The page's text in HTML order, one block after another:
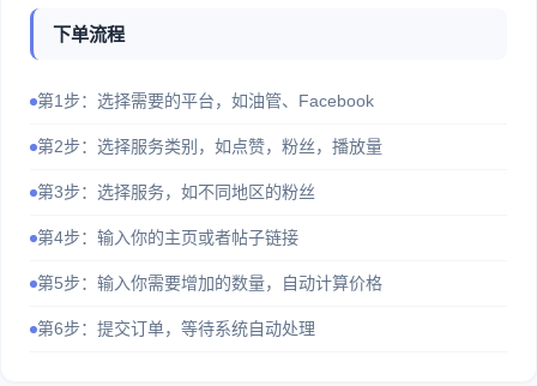
下单流程
第1步：选择需要的平台，如油管、Facebook
第2步：选择服务类别，如点赞，粉丝，播放量
第3步：选择服务，如不同地区的粉丝
第4步：输入你的主页或者帖子链接
第5步：输入你需要增加的数量，自动计算价格
第6步：提交订单，等待系统自动处理